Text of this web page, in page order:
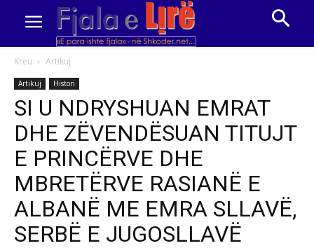
Kreu Artikuj
Artikuj Histori
SI U NDRYSHUAN EMRAT
DHE ZËVENDËSUAN TITUJT
E PRINCËRVE DHE
MBRETËRVE RASIANË E
ALBANË ME EMRA SLLAVË,
SERBË E JUGOSLLAVË